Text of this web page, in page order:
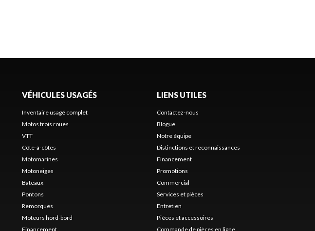
VÉHICULES USAGÉS
Inventaire usagé complet
Motos trois roues
VTT
Côte-à-côtes
Motomarines
Motoneiges
Bateaux
Pontons
Remorques
Moteurs hord-bord
Financement
LIENS UTILES
Contactez-nous
Blogue
Notre équipe
Distinctions et reconnaissances
Financement
Promotions
Commercial
Services et pièces
Entretien
Pièces et accessoires
Commande de pièces en ligne